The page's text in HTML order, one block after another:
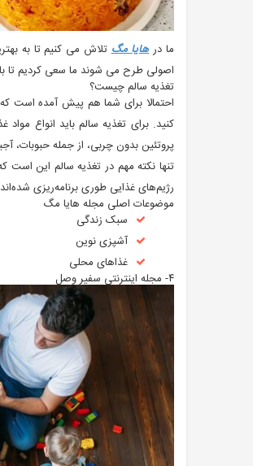
ما درهایا مگتلاش می کنیم تا به
اصولی طرح می شوند ما سعی کردیم تا
تغذیه سالم چیست؟
احتمالا برای شما هم پیش آمده است که
کنید. برای تغذیه سالم باید انواع
پروتئین بدون چربی، از جمله حبوبات،
تنها نکته مهم در تغذیه سالم این است
رژیم‌های غذایی طوری برنامه‌ریزی
موضوعات اصلی مجله هایا مگ
سبک زندگی
آشپزی نوین
غذاهای محلی
۴- مجله اینترنتی سفیر وصل